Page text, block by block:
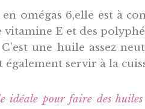
en omégas 6,elle est à
vitamine E et des
C’est une huile assez
servir à la
idéale pour faire des huiles